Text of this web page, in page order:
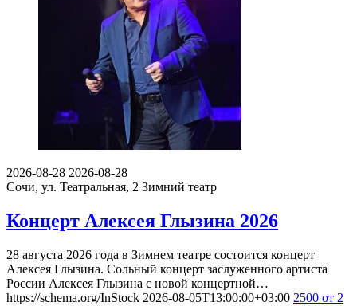
2026-08-28 2026-08-28
Сочи, ул. Театральная, 2 Зимний театр
Концерт Алексея Глызина 2026
28 августа 2026 года в Зимнем театре состоится концерт
Алексея Глызина. Сольный концерт заслуженного артиста
России Алексея Глызина с новой концертной…
https://schema.org/InStock 2026-08-05T13:00:00+03:00 2500 от 2